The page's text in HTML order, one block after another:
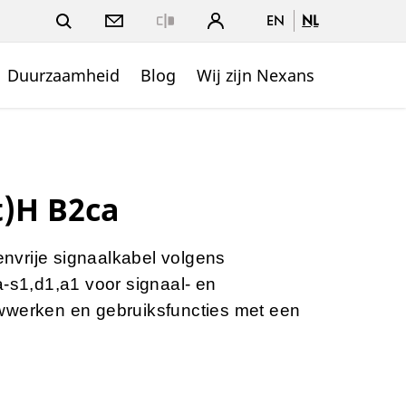
EN NL
Duurzaamheid Blog Wij zijn Nexans
B2ca
signaalkabel volgens
s1,d1,a1 voor signaal- en
en gebruiksfuncties met een